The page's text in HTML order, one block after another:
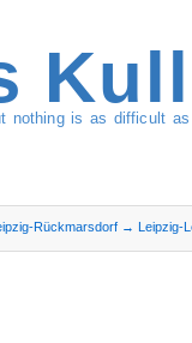
nothing is as difficult
Rückmarsdorf → Leipzig-